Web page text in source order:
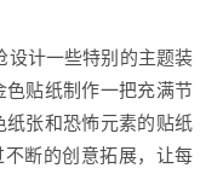
设计一些特别的主题装
贴纸制作一把充满节
张和恐怖元素的贴纸
断的创意拓展，让每